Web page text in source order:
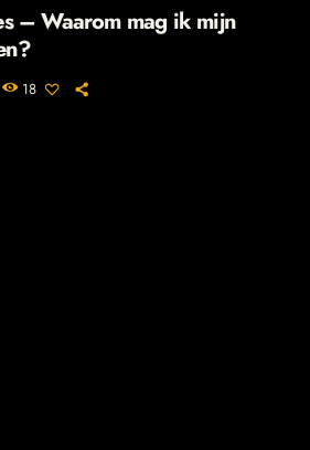
– Waarom mag ik mijn
18